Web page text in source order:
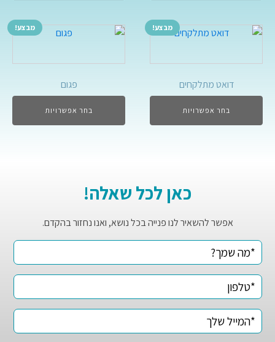
מבצע!
דואט מתלקחים
בחר אפשרויות
מבצע!
פגום
בחר אפשרויות
כאן לכל שאלה!
אפשר להשאיר לנו פנייה בכל נושא, ואנו נחזור בהקדם.